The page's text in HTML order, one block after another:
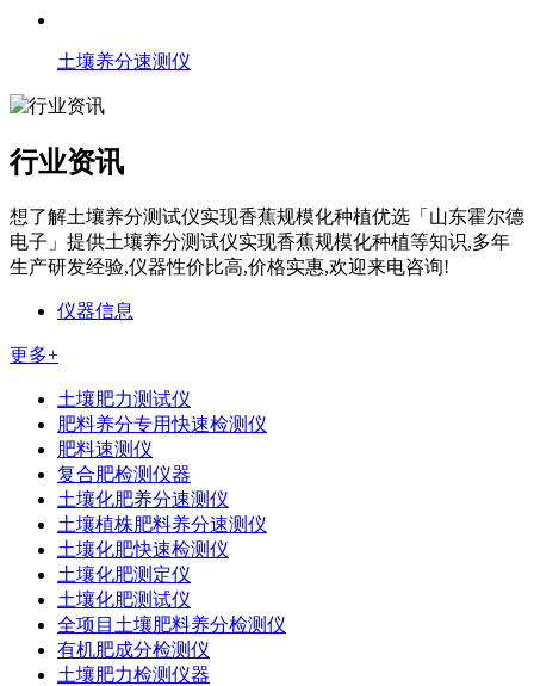
土壤养分速测仪
行业资讯
想了解土壤养分测试仪实现香蕉规模化种植优选「山东霍尔德
电子」提供土壤养分测试仪实现香蕉规模化种植等知识,多年
生产研发经验,仪器性价比高,价格实惠,欢迎来电咨询!
仪器信息
更多+
土壤肥力测试仪
肥料养分专用快速检测仪
肥料速测仪
复合肥检测仪器
土壤化肥养分速测仪
土壤植株肥料养分速测仪
土壤化肥快速检测仪
土壤化肥测定仪
土壤化肥测试仪
全项目土壤肥料养分检测仪
有机肥成分检测仪
土壤肥力检测仪器